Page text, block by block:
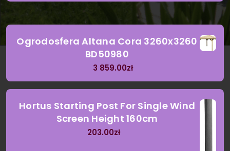
Ogrodosfera Altana Cora 3260x3260
BD50980
3 859.00zł
Hortus Starting Post For Single Wind
Screen Height 160cm
203.00zł